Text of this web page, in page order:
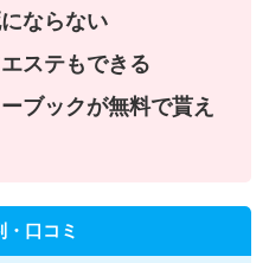
ならない
ステもできる
ブックが無料で貰え
・口コミ